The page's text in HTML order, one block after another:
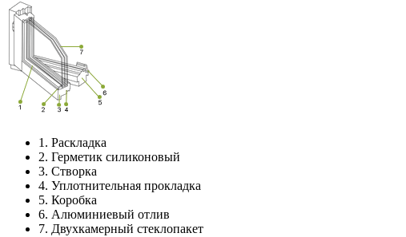
1. Раскладка
2. Герметик силиконовый
3. Створка
4. Уплотнительная прокладка
5. Коробка
6. Алюминиевый отлив
7. Двухкамерный стеклопакет